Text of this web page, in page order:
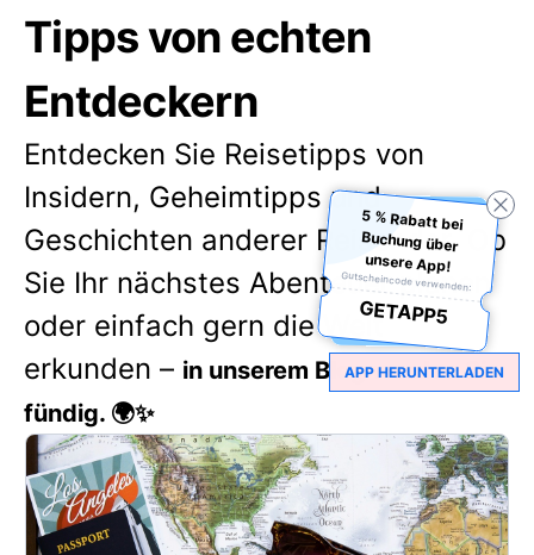
Tipps von echten
Entdeckern
Entdecken Sie Reisetipps von
Insidern, Geheimtipps und
Geschichten anderer Reisender. Ob
Sie Ihr nächstes Abenteuer planen
oder einfach gern die Welt
erkunden – in unserem Blog werden Sie
fündig. 🌍✨
5 % Rabatt bei
Buchung über
unsere App!
Gutscheincode verwenden:
GETAPP5
APP HERUNTERLADEN